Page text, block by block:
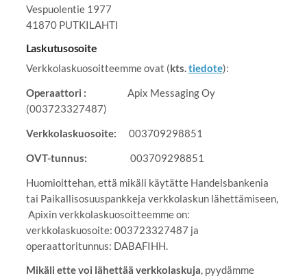
Vespuolentie 1977
41870 PUTKILAHTI
Laskutusosoite
Verkkolaskuosoitteemme ovat (kts.tiedote):
Operaattori : Apix Messaging Oy
(003723327487)
Verkkolaskuosoite:
003709298851
OVT-tunnus:
003709298851
Huomioittehan, että mikäli käytätte Handelsbankenia
tai Paikallisosuuspankkeja verkkolaskun lähettämiseen,
Apixin verkkolaskuosoitteemme on:
verkkolaskuosoite: 003723327487 ja
operaattoritunnus: DABAFIHH.
Mikäli ette voi lähettää verkkolaskuja, pyydämme